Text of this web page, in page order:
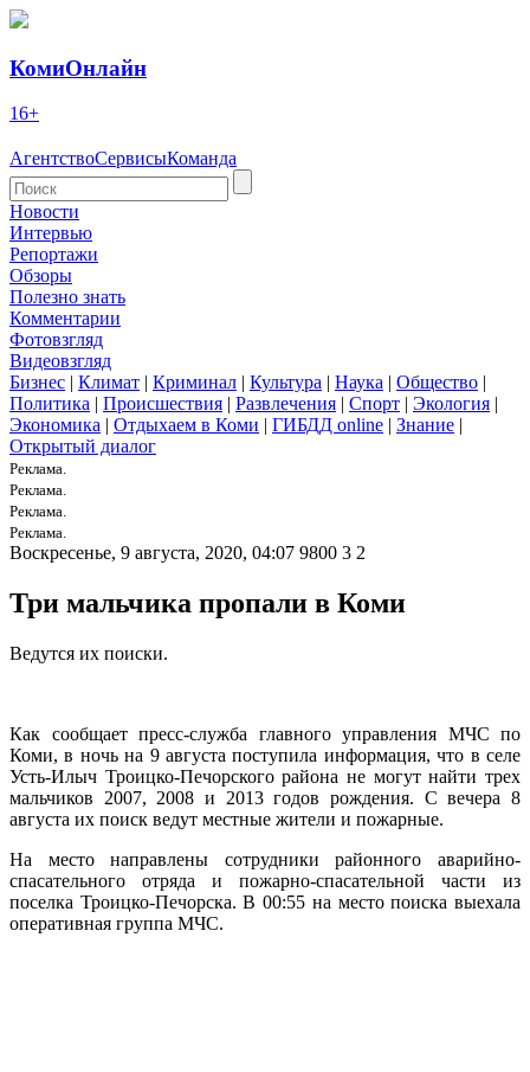
КомиОнлайн
16+
АгентствоСервисыКоманда
Новости
Интервью
Репортажи
Обзоры
Полезно знать
Комментарии
Фотовзгляд
Видеовзгляд
Бизнес | Климат | Криминал | Культура | Наука | Общество |
Политика | Происшествия | Развлечения | Спорт | Экология |
Экономика | Отдыхаем в Коми | ГИБДД online | Знание |
Открытый диалог
Реклама.
Реклама.
Реклама.
Реклама.
Воскресенье, 9 августа, 2020, 04:07 9800 3 2
Три мальчика пропали в Коми
Ведутся их поиски.
Как сообщает пресс-служба главного управления МЧС по
Коми, в ночь на 9 августа поступила информация, что в селе
Усть-Илыч Троицко-Печорского района не могут найти трех
мальчиков 2007, 2008 и 2013 годов рождения. С вечера 8
августа их поиск ведут местные жители и пожарные.
На место направлены сотрудники районного аварийно-
спасательного отряда и пожарно-спасательной части из
поселка Троицко-Печорска. В 00:55 на место поиска выехала
оперативная группа МЧС.